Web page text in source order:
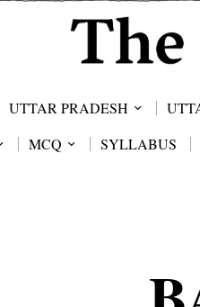
UTTAR PRADESH
MCQ SYLLABUS